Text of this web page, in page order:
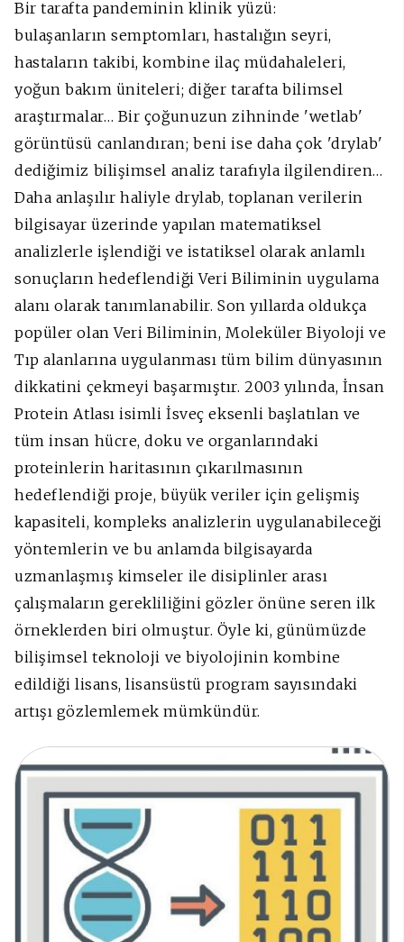
Bir tarafta pandeminin klinik yüzü:
bulaşanların semptomları, hastalığın seyri,
hastaların takibi, kombine ilaç müdahaleleri,
yoğun bakım üniteleri; diğer tarafta bilimsel
araştırmalar… Bir çoğunuzun zihninde 'wetlab'
görüntüsü canlandıran; beni ise daha çok 'drylab'
dediğimiz bilişimsel analiz tarafıyla ilgilendiren…
Daha anlaşılır haliyle drylab, toplanan verilerin
bilgisayar üzerinde yapılan matematiksel
analizlerle işlendiği ve istatiksel olarak anlamlı
sonuçların hedeflendiği Veri Biliminin uygulama
alanı olarak tanımlanabilir. Son yıllarda oldukça
popüler olan Veri Biliminin, Moleküler Biyoloji ve
Tıp alanlarına uygulanması tüm bilim dünyasının
dikkatini çekmeyi başarmıştır. 2003 yılında, İnsan
Protein Atlası isimli İsveç eksenli başlatılan ve
tüm insan hücre, doku ve organlarındaki
proteinlerin haritasının çıkarılmasının
hedeflendiği proje, büyük veriler için gelişmiş
kapasiteli, kompleks analizlerin uygulanabileceği
yöntemlerin ve bu anlamda bilgisayarda
uzmanlaşmış kimseler ile disiplinler arası
çalışmaların gerekliliğini gözler önüne seren ilk
örneklerden biri olmuştur. Öyle ki, günümüzde
bilişimsel teknoloji ve biyolojinin kombine
edildiği lisans, lisansüstü program sayısındaki
artışı gözlemlemek mümkündür.